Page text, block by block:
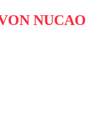
NUCAO